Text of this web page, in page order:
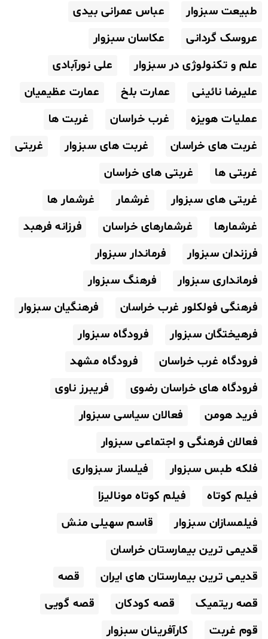
طبیعت سبزوار
عباس عمرانی بیدی
عروسک گردانی
عکاسان سبزوار
علم و تکنولوژی در سبزوار
علی نورآبادی
علیرضا نائینی
عمارت بلخ
عمارت عظیمیان
عملیات هویزه
غرب خراسان
غربت ها
غربت های خراسان
غربت های سبزوار
غربتی
غربتی ها
غربتی های خراسان
غربتی های سبزوار
غرشمار
غرشمار ها
غرشمارها
غرشمارهای خراسان
فرزانه فرهبد
فرزندان سبزوار
فرماندار سبزوار
فرمانداری سبزوار
فرهنگ سبزوار
فرهنگی فولکلور غرب خراسان
فرهنگیان سبزوار
فرهیختگان سبزوار
فرودگاه سبزوار
فرودگاه غرب خراسان
فرودگاه مشهد
فرودگاه های خراسان رضوی
فریبرز ناوی
فرید هومن
فعالان سیاسی سبزوار
فعالان فرهنگی و اجتماعی سبزوار
فلکه طبس سبزوار
فیلساز سبزواری
فیلم کوتاه
فیلم کوتاه مونالیزا
فیلمسازان سبزوار
قاسم سهیلی منش
قدیمی ترین بیمارستان خراسان
قدیمی ترین بیمارستان های ایران
قصه
قصه ریتمیک
قصه کودکان
قصه گویی
قوم غربت
کارآفرینان سبزوار